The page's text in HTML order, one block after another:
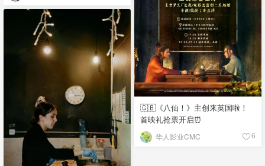
🇬🇧《八仙！》主创来英国啦！
首映礼抢票开启⏰
华人影业CMC 6